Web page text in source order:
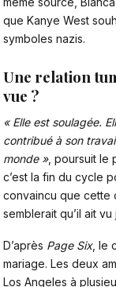
que Kanye West
symboles nazis.
Une relation
vue ?
« Elle est soulagée.
contribué à son
monde », poursuit le
c’est la fin du cycle
convaincu que cette
semblerait qu’il ait vu
D’après Page Six, le
mariage. Les deux
Los Angeles à